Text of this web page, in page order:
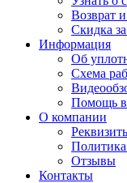
Возврат
Скидка
Информация
Об
Схема
Помощь в
О компании
Отзывы
Контакты